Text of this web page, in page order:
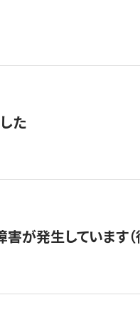
た
が発生しています（